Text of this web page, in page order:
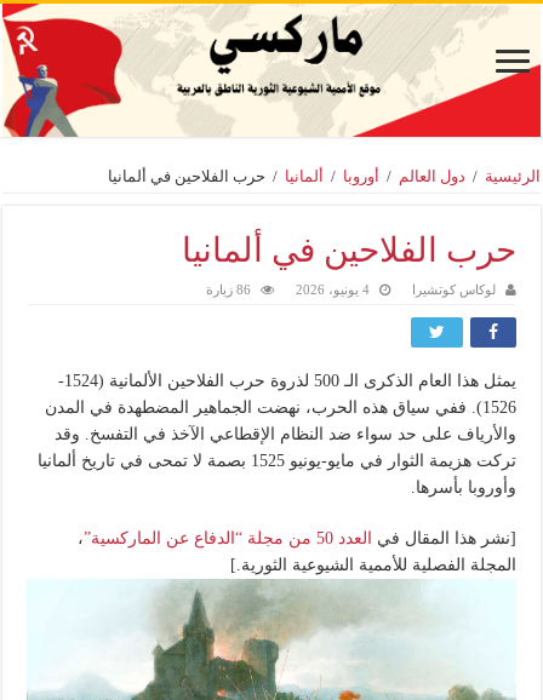
الرئيسية / دول العالم / أوروبا / ألمانيا / حرب الفلاحين في ألمانيا
حرب الفلاحين في ألمانيا
لوكاس كوتشيرا 4 يونيو، 2026 86 زيارة
يمثل هذا العام الذكرى الـ 500 لذروة حرب الفلاحين الألمانية (1524-
1526). ففي سياق هذه الحرب، نهضت الجماهير المضطهدة في المدن
والأرياف على حد سواء ضد النظام الإقطاعي الآخذ في التفسخ. وقد
تركت هزيمة الثوار في مايو-يونيو 1525 بصمة لا تمحى في تاريخ ألمانيا
وأوروبا بأسرها.
[نشر هذا المقال في العدد 50 من مجلة “الدفاع عن الماركسية”
،
المجلة الفصلية للأممية الشيوعية الثورية.]